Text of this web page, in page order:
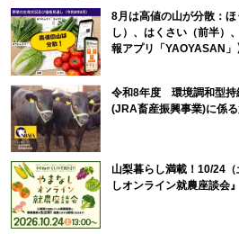
8月は高値の山が分散：
し）、はくさい（前半）
報アプリ「YAOYASAN」
令和8年度 環境調和型持
(JRA畜産振興事業)に係
山梨暮らし満載！10/24
しオンライン就農座談会